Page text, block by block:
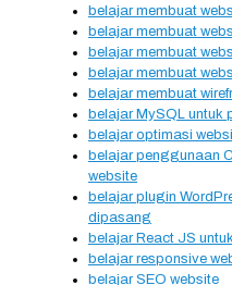
belajar membuat
belajar membuat
belajar membuat
belajar membuat
belajar membuat
belajar MySQL untuk
belajar optimasi
belajar penggunaan
website
belajar plugin
dipasang
belajar React JS
belajar responsive
belajar SEO website